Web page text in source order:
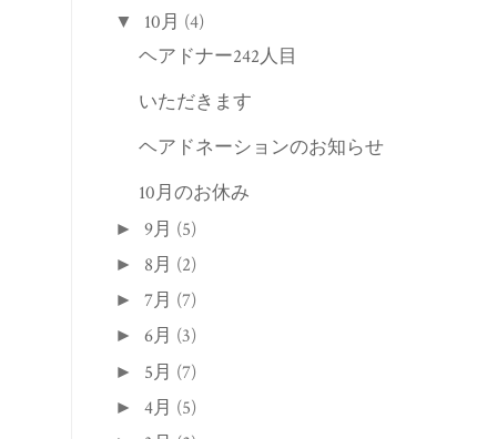
▼ 10月 (4)
ヘアドナー242人目
いただきます
ヘアドネーションのお知らせ
10月のお休み
►9月 (5)
► 8月 (2)
►7月 (7)
►6月 (3)
► 5月 (7)
►4月 (5)